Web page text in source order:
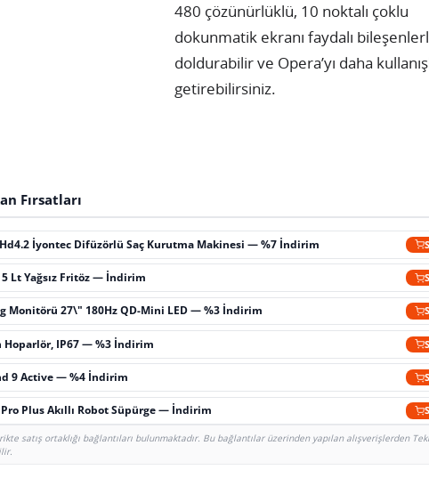
480 çözünürlüklü, 10 noktalı çoklu
dokunmatik ekranı faydalı
doldurabilir ve Opera’yı daha
getirebilirsiniz.
Fırsatları
Hd4.2 İyontec Difüzörlü Saç Kurutma Makinesi — %7 İndirim
Lt Yağsız Fritöz — İndirim
Monitörü 27\" 180Hz QD-Mini LED — %3 İndirim
Hoparlör, IP67 — %3 İndirim
9 Active — %4 İndirim
Plus Akıllı Robot Süpürge — İndirim
satış ortaklığı bağlantıları bulunmaktadır. Bu bağlantılar üzerinden yapılan alışverişlerden